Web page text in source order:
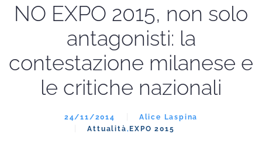
NO EXPO 2015, non solo
antagonisti: la
contestazione milanese e
le critiche nazionali
24/11/2014
Alice Laspina
Attualità,EXPO 2015